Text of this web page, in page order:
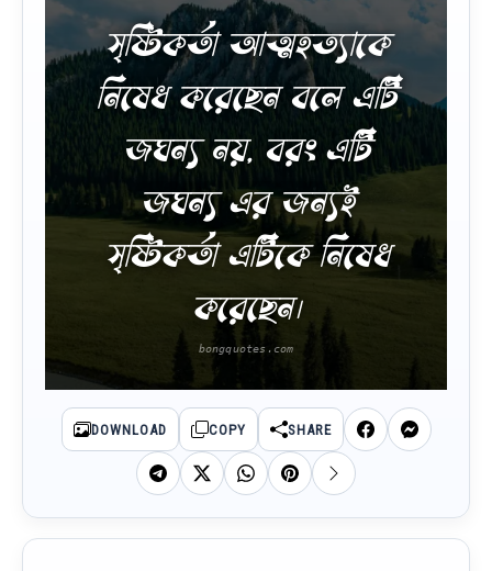
সৃষ্টিকর্তা আত্মহত্যাকে
নিষেধ করেছেন বলে এটি
জঘন্য নয়, বরং এটি
জঘন্য এর জন্যই
সৃষ্টিকর্তা এটিকে নিষেধ
করেছেন।
DOWNLOAD COPY SHARE